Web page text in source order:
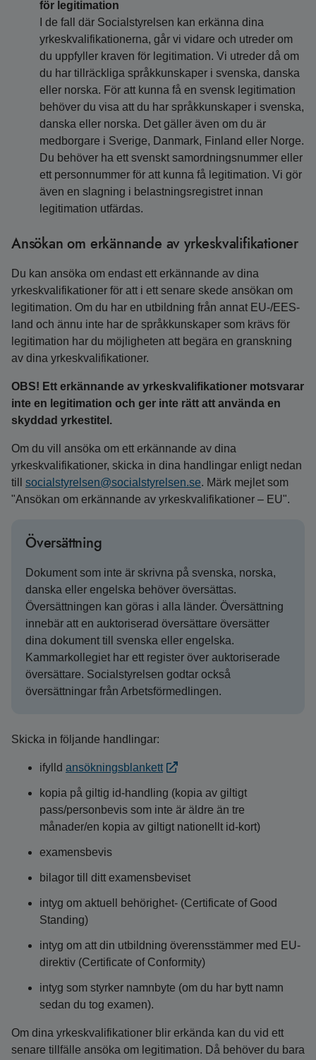
för legitimation
I de fall där Socialstyrelsen kan erkänna dina
yrkeskvalifikationerna, går vi vidare och utreder om
du uppfyller kraven för legitimation. Vi utreder då om
du har tillräckliga språkkunskaper i svenska, danska
eller norska. För att kunna få en svensk legitimation
behöver du visa att du har språkkunskaper i svenska,
danska eller norska. Det gäller även om du är
medborgare i Sverige, Danmark, Finland eller Norge.
Du behöver ha ett svenskt samordningsnummer eller
ett personnummer för att kunna få legitimation. Vi gör
även en slagning i belastningsregistret innan
legitimation utfärdas.
Ansökan om erkännande av yrkeskvalifikationer
Du kan ansöka om endast ett erkännande av dina
yrkeskvalifikationer för att i ett senare skede ansökan om
legitimation. Om du har en utbildning från annat EU-/EES-
land och ännu inte har de språkkunskaper som krävs för
legitimation har du möjligheten att begära en granskning
av dina yrkeskvalifikationer.
OBS! Ett erkännande av yrkeskvalifikationer motsvarar
inte en legitimation och ger inte rätt att använda en
skyddad yrkestitel.
Om du vill ansöka om ett erkännande av dina
yrkeskvalifikationer, skicka in dina handlingar enligt nedan
till socialstyrelsen@socialstyrelsen.se. Märk mejlet som
"Ansökan om erkännande av yrkeskvalifikationer – EU".
Översättning
Dokument som inte är skrivna på svenska, norska,
danska eller engelska behöver översättas.
Översättningen kan göras i alla länder. Översättning
innebär att en auktoriserad översättare översätter
dina dokument till svenska eller engelska.
Kammarkollegiet har ett register över auktoriserade
översättare. Socialstyrelsen godtar också
översättningar från Arbetsförmedlingen.
Skicka in följande handlingar:
ifylld ansökningsblankett
kopia på giltig id-handling (kopia av giltigt
pass/personbevis som inte är äldre än tre
månader/en kopia av giltigt nationellt id-kort)
examensbevis
bilagor till ditt examensbeviset
intyg om aktuell behörighet- (Certificate of Good
Standing)
intyg om att din utbildning överensstämmer med EU-
direktiv (Certificate of Conformity)
intyg som styrker namnbyte (om du har bytt namn
sedan du tog examen).
Om dina yrkeskvalifikationer blir erkända kan du vid ett
senare tillfälle ansöka om legitimation. Då behöver du bara